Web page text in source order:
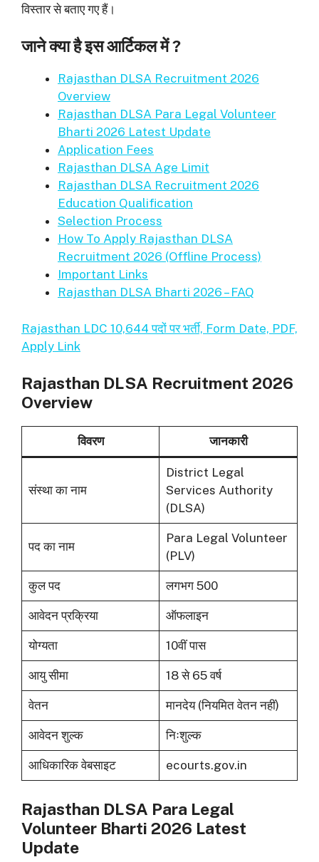
विस्तार से बताए गए हैं।
जाने क्या है इस आर्टिकल में ?
Rajasthan DLSA Recruitment 2026
Overview
Rajasthan DLSA Para Legal Volunteer
Bharti 2026 Latest Update
Application Fees
Rajasthan DLSA Age Limit
Rajasthan DLSA Recruitment 2026
Education Qualification
Selection Process
How To Apply Rajasthan DLSA
Recruitment 2026 (Offline Process)
Important Links
Rajasthan DLSA Bharti 2026 – FAQ
Rajasthan LDC 10,644 पदों पर भर्ती, Form Date, PDF,
Apply Link
Rajasthan DLSA Recruitment 2026
Overview
विवरण जानकारी
संस्था का नाम
District Legal
Services Authority
(DLSA)
पद का नाम
Para Legal Volunteer
(PLV)
कुल पद लगभग 500
आवेदन प्रक्रिया ऑफलाइन
योग्यता 10वीं पास
आयु सीमा 18 से 65 वर्ष
वेतन मानदेय (नियमित वेतन नहीं)
आवेदन शुल्क निःशुल्क
आधिकारिक वेबसाइट ecourts.gov.in
Rajasthan DLSA Para Legal
Volunteer Bharti 2026 Latest
Update